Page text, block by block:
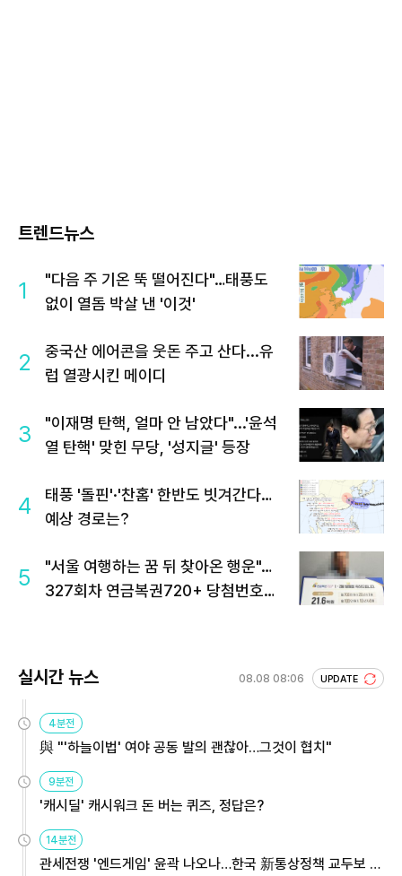
트렌드뉴스
1
"다음 주 기온 뚝 떨어진다"…태풍도
없이 열돔 박살 낸 '이것'
2
중국산 에어콘을 웃돈 주고 산다...유
럽 열광시킨 메이디
3
"이재명 탄핵, 얼마 안 남았다"...'윤석
열 탄핵' 맞힌 무당, '성지글' 등장
4
태풍 '돌핀'·'찬홈' 한반도 빗겨간다…
예상 경로는?
5
"서울 여행하는 꿈 뒤 찾아온 행운"…
327회차 연금복권720+ 당첨번호조
실시간 뉴스 08.08 08:06 UPDATE
4분전
與 "'하늘이법' 여야 공동 발의 괜찮아…그것이 협치"
9분전
'캐시딜' 캐시워크 돈 버는 퀴즈, 정답은?
14분전
관세전쟁 '엔드게임' 윤곽 나오나…한국 新통상정책 교두보 활